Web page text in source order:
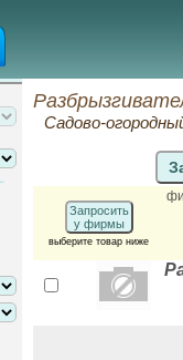
Садово-
Запросить
у фирмы
выберите товар ниже